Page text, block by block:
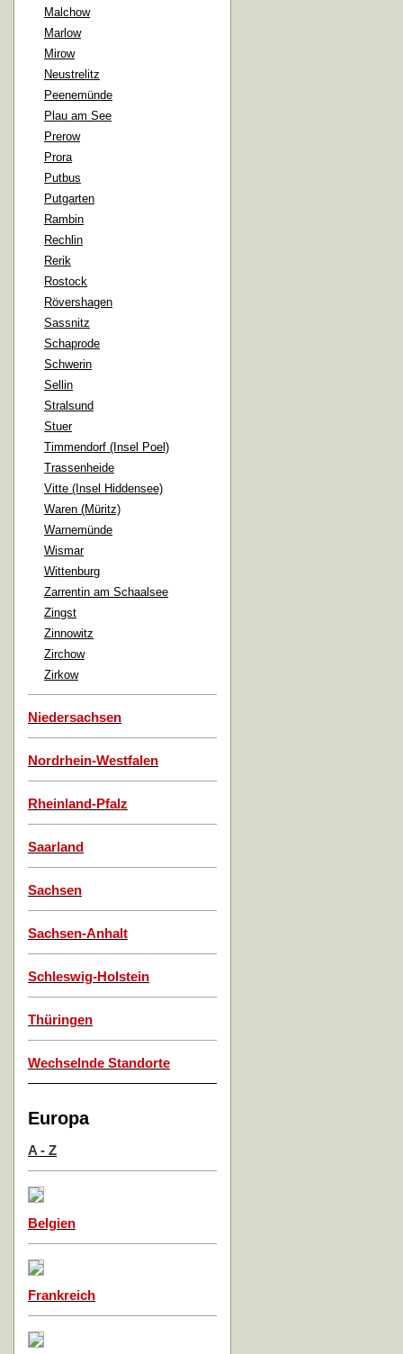
Malchow
Marlow
Mirow
Neustrelitz
Peenemünde
Plau am See
Prerow
Prora
Putbus
Putgarten
Rambin
Rechlin
Rerik
Rostock
Rövershagen
Sassnitz
Schaprode
Schwerin
Sellin
Stralsund
Stuer
Timmendorf (Insel Poel)
Trassenheide
Vitte (Insel Hiddensee)
Waren (Müritz)
Warnemünde
Wismar
Wittenburg
Zarrentin am Schaalsee
Zingst
Zinnowitz
Zirchow
Zirkow
Niedersachsen
Nordrhein-Westfalen
Rheinland-Pfalz
Saarland
Sachsen
Sachsen-Anhalt
Schleswig-Holstein
Thüringen
Wechselnde Standorte
Europa
A - Z
Belgien
Frankreich